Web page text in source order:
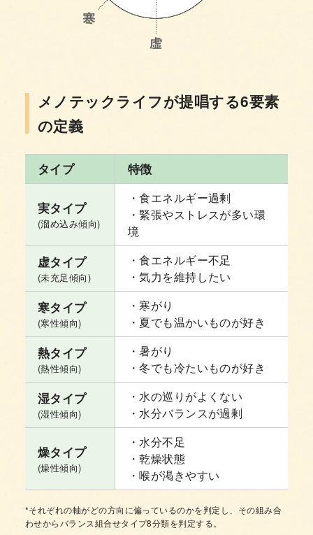
メノテックライフが提唱する6要素
の定義
タイプ 特徴
実タイプ
(溜め込み傾向)
・食エネルギー過剰
・緊張やストレスが多い環
境
虚タイプ
(未充足傾向)
・食エネルギー不足
・気力を維持したい
寒タイプ
(寒性傾向)
・寒がり
・夏でも温かいものが好き
熱タイプ
(熱性傾向)
・暑がり
・冬でも冷たいものが好き
湿タイプ
(湿性傾向)
・水の巡りがよくない
・水分バランスが過剰
燥タイプ
(燥性傾向)
・水分不足
・乾燥状態
・喉が渇きやすい
*それぞれの軸がどの方向に偏っているのかを判定し、その組み合
わせからバランス組合せタイプ8分類を判定する。